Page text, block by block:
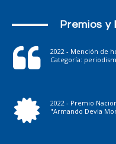
Premios y
2022 - Mención de
Categoría:
2022 - Premio
"Armando Devia